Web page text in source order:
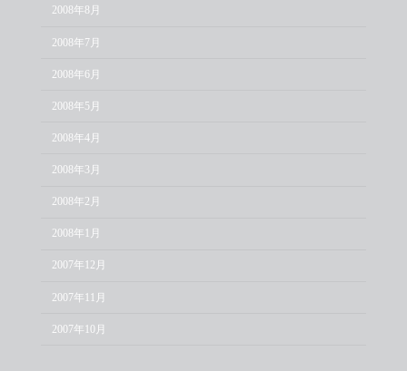
2008年8月
2008年7月
2008年6月
2008年5月
2008年4月
2008年3月
2008年2月
2008年1月
2007年12月
2007年11月
2007年10月